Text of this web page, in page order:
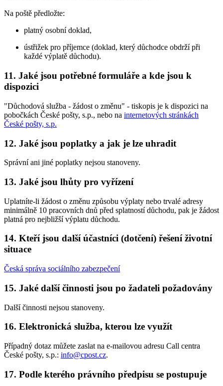
Na poště předložte:
platný osobní doklad,
ústřižek pro příjemce (doklad, který důchodce obdrží při
každé výplatě důchodu).
11. Jaké jsou potřebné formuláře a kde jsou k
dispozici
"Důchodová služba - žádost o změnu" - tiskopis je k dispozici na
pobočkách České pošty, s.p., nebo na internetových stránkách
České pošty, s.p.
12. Jaké jsou poplatky a jak je lze uhradit
Správní ani jiné poplatky nejsou stanoveny.
13. Jaké jsou lhůty pro vyřízení
Uplatníte-li žádost o změnu způsobu výplaty nebo trvalé adresy
minimálně 10 pracovních dnů před splatností důchodu, pak je žádost
platná pro nejbližší výplatu důchodu.
14. Kteří jsou další účastníci (dotčení) řešení životní
situace
Česká správa sociálního zabezpečení
15. Jaké další činnosti jsou po žadateli požadovány
Další činnosti nejsou stanoveny.
16. Elektronická služba, kterou lze využít
Případný dotaz můžete zaslat na e-mailovou adresu Call centra
České pošty, s.p.: info@cpost.cz.
17. Podle kterého právního předpisu se postupuje